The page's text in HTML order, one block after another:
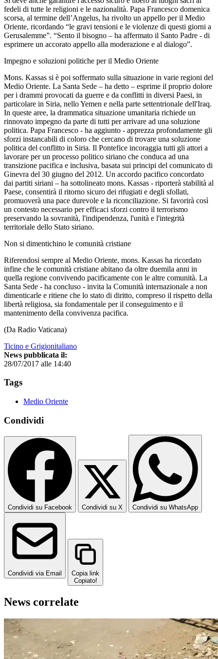
fedeli di tutte le religioni e le nazionalità. Papa Francesco domenica
scorsa, al termine dell’Angelus, ha rivolto un appello per il Medio
Oriente, ricordando “le gravi tensioni e le violenze di questi giorni a
Gerusalemme”. “Sento il bisogno – ha affermato il Santo Padre - di
esprimere un accorato appello alla moderazione e al dialogo”.
Impegno e soluzioni politiche per il Medio Oriente
Mons. Kassas si è poi soffermato sulla situazione in varie regioni del
Medio Oriente. La Santa Sede – ha detto – esprime il proprio dolore
per i drammi provocati da guerre e da conflitti in diversi Paesi, in
particolare in Siria, nello Yemen e nella parte settentrionale dell'Iraq.
In queste aree, la drammatica situazione umanitaria richiede un
rinnovato impegno da parte di tutti per arrivare ad una soluzione
politica. Papa Francesco - ha aggiunto - apprezza profondamente gli
sforzi instancabili di coloro che cercano di trovare una soluzione
politica del conflitto in Siria. Il Pontefice incoraggia tutti gli attori a
lavorare per un processo politico siriano che conduca ad una
transizione pacifica e inclusiva, basata sui principi del comunicato di
Ginevra del 30 giugno del 2012. Un accordo pacifico concordato
dai partiti siriani – ha sottolineato mons. Kassas - riporterà stabilità al
Paese, consentirà il ritorno sicuro dei rifugiati e degli sfollati,
promuoverà una pace durevole e la riconciliazione. Si favorirà così
un contesto necessario per efficaci sforzi contro il terrorismo
preservando la sovranità, l'indipendenza, l'unità e l'integrità
territoriale dello Stato siriano.
Non si dimentichino le comunità cristiane
Riferendosi sempre al Medio Oriente, mons. Kassas ha ricordato
infine che le comunità cristiane abitano da oltre duemila anni in
quella regione convivendo pacificamente con le altre comunità. La
Santa Sede - ha concluso - invita la Comunità internazionale a non
dimenticarle e ritiene che lo stato di diritto, compreso il rispetto della
libertà religiosa, sia fondamentale per il conseguimento e il
mantenimento della convivenza pacifica.
(Da Radio Vaticana)
Ticino e Grigionitaliano
News pubblicata il:
28/07/2017 alle 14:40
Tags
Medio Oriente
Condividi
Condividi su Facebook Condividi su X Condividi su WhatsApp
Condividi via Email
Copia link
Copiato!
News correlate